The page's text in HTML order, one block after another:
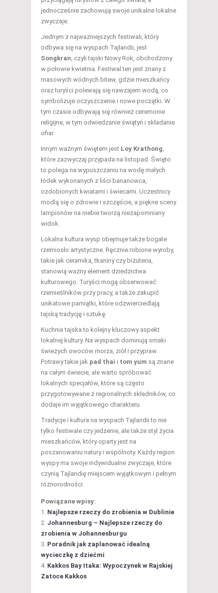
jednocześnie zachowują swoje unikalne lokalne
zwyczaje.
Jednym z najważniejszych festiwali, który
odbywa się na wyspach Tajlandii, jest
Songkran , czyli tajski Nowy Rok, obchodzony
w połowie kwietnia. Festiwal ten jest znany z
masowych wódnych bitew, gdzie mieszkańcy
oraz turyści polewają się nawzajem wodą, co
symbolizuje oczyszczenie i nowe początki. W
tym czasie odbywają się również ceremonie
religijne, w tym odwiedzanie świątyń i składanie
ofiar.
Innym ważnym świętem jest Loy Krathong
które zazwyczaj przypada na listopad. Święto
to polega na wypuszczaniu na wodę małych
łódek wykonanych z liści bananowca,
ozdobionych kwiatami i świecami. Uczestnicy
modlą się o zdrowie i szczęście, a piękne sceny
lampionów na niebie tworzą niezapomniany
widok.
Lokalna kultura wysp obejmuje także bogate
rzemiosło artystyczne. Ręcznie robione wyroby,
takie jak ceramika, tkaniny czy biżuteria,
stanowią ważny element dziedzictwa
kulturowego. Turyści mogą obserwować
rzemieślników przy pracy, a także zakupić
unikatowe pamiątki, które odzwierciedlają
tajską tradycję i sztukę.
Kuchnia tajska to kolejny kluczowy aspekt
lokalnej kultury. Na wyspach dominują smaki
świeżych owoców morza, ziół i przypraw.
Potrawy takie jak pad thai i tom yum są znane
na całym świecie, ale warto spróbować
lokalnych specjałów, które są często
przygotowywane z regionalnych składników, co
dodaje im wyjątkowego charakteru.
Tradycje i kultura na wyspach Tajlandii to nie
tylko festiwale czy jedzenie, ale także styl życia
mieszkańców, który oparty jest na
poszanowaniu natury i wspólnoty. Każdy region
wyspy ma swoje indywidualne zwyczaje, które
czynią Tajlandię miejscem wyjątkowym i pełnym
różnorodności.
Powiązane wpisy:
Najlepsze rzeczy do zrobienia w Dublinie
Johannesburg – Najlepsze rzeczy do
zrobienia w Johannesburgu
Poradnik jak zaplanować idealną
wycieczkę z dziećmi
Kakkos Bay Itaka: Wypoczynek w Rajskiej
Zatoce Kakkos